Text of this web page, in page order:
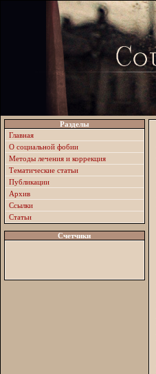
Разделы
Главная
О социальной фобии
Методы лечения и коррекция
Тематические статьи
Публикации
Архив
Ссылки
Статьи
Счетчики